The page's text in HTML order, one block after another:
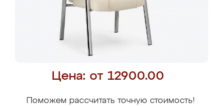
Цена: от 12900.00
Поможем рассчитать точную стоимость!